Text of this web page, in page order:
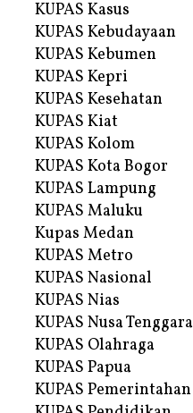
KUPAS Kasus
KUPAS Kebudayaan
KUPAS Kebumen
KUPAS Kepri
KUPAS Kesehatan
KUPAS Kiat
KUPAS Kolom
KUPAS Kota Bogor
KUPAS Lampung
KUPAS Maluku
Kupas Medan
KUPAS Metro
KUPAS Nasional
KUPAS Nias
KUPAS Nusa Tenggara
KUPAS Olahraga
KUPAS Papua
KUPAS Pemerintahan